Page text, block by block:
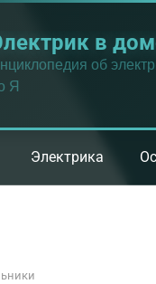
в
об
Я
Электрика